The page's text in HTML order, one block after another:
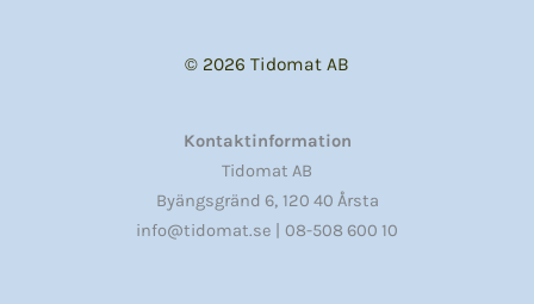
© 2026 Tidomat AB
Kontaktinformation
Tidomat AB
Byängsgränd 6, 120 40 Årsta
info@tidomat.se |
08-508 600 10